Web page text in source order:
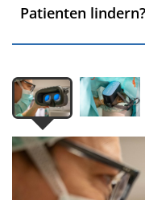
Patienten lindern?